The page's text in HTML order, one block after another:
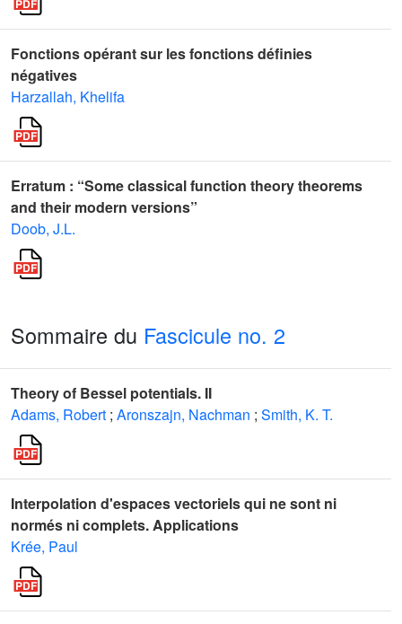
Fonctions opérant sur les fonctions définies
négatives
Harzallah, Khelifa
Erratum : “Some classical function theory theorems
and their modern versions”
Doob, J.L.
Sommaire du Fascicule no. 2
Theory of Bessel potentials. II
Adams, Robert ; Aronszajn, Nachman ; Smith, K. T.
Interpolation d'espaces vectoriels qui ne sont ni
normés ni complets. Applications
Krée, Paul